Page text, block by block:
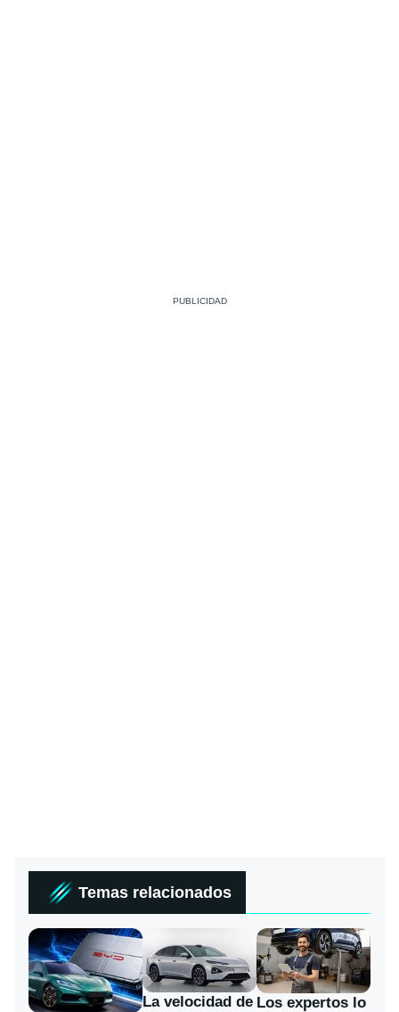
Temas relacionados
La velocidad de Los expertos lo